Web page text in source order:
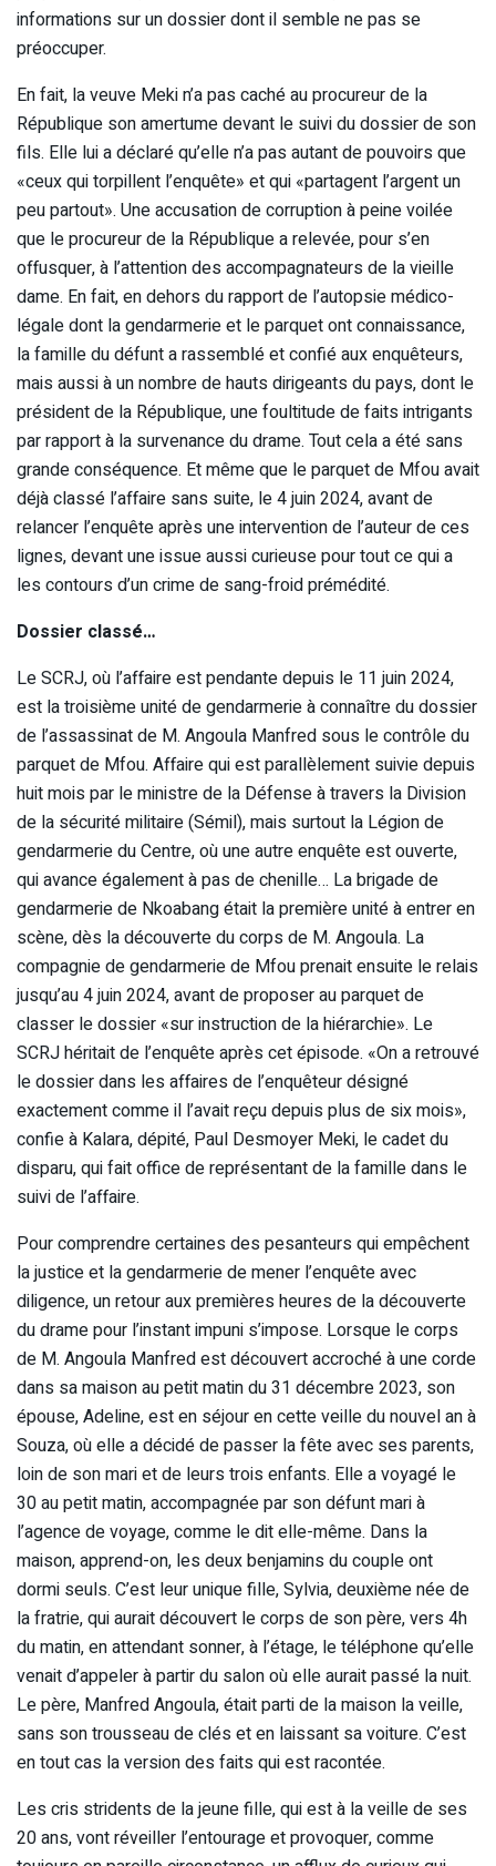
informations sur un dossier dont il semble ne pas se
préoccuper.
En fait, la veuve Meki n’a pas caché au procureur de la
République son amertume devant le suivi du dossier de son
fils. Elle lui a déclaré qu’elle n’a pas autant de pouvoirs que
«ceux qui torpillent l’enquête» et qui «partagent l’argent un
peu partout». Une accusation de corruption à peine voilée
que le procureur de la République a relevée, pour s’en
offusquer, à l’attention des accompagnateurs de la vieille
dame. En fait, en dehors du rapport de l’autopsie médico-
légale dont la gendarmerie et le parquet ont connaissance,
la famille du défunt a rassemblé et confié aux enquêteurs,
mais aussi à un nombre de hauts dirigeants du pays, dont le
président de la République, une foultitude de faits intrigants
par rapport à la survenance du drame. Tout cela a été sans
grande conséquence. Et même que le parquet de Mfou avait
déjà classé l’affaire sans suite, le 4 juin 2024, avant de
relancer l’enquête après une intervention de l’auteur de ces
lignes, devant une issue aussi curieuse pour tout ce qui a
les contours d’un crime de sang-froid prémédité.
Dossier classé…
Le SCRJ, où l’affaire est pendante depuis le 11 juin 2024,
est la troisième unité de gendarmerie à connaître du dossier
de l’assassinat de M. Angoula Manfred sous le contrôle du
parquet de Mfou. Affaire qui est parallèlement suivie depuis
huit mois par le ministre de la Défense à travers la Division
de la sécurité militaire (Sémil), mais surtout la Légion de
gendarmerie du Centre, où une autre enquête est ouverte,
qui avance également à pas de chenille… La brigade de
gendarmerie de Nkoabang était la première unité à entrer en
scène, dès la découverte du corps de M. Angoula. La
compagnie de gendarmerie de Mfou prenait ensuite le relais
jusqu’au 4 juin 2024, avant de proposer au parquet de
classer le dossier «sur instruction de la hiérarchie». Le
SCRJ héritait de l’enquête après cet épisode. «On a retrouvé
le dossier dans les affaires de l’enquêteur désigné
exactement comme il l’avait reçu depuis plus de six mois»,
confie à Kalara, dépité, Paul Desmoyer Meki, le cadet du
disparu, qui fait office de représentant de la famille dans le
suivi de l’affaire.
Pour comprendre certaines des pesanteurs qui empêchent
la justice et la gendarmerie de mener l’enquête avec
diligence, un retour aux premières heures de la découverte
du drame pour l’instant impuni s’impose. Lorsque le corps
de M. Angoula Manfred est découvert accroché à une corde
dans sa maison au petit matin du 31 décembre 2023, son
épouse, Adeline, est en séjour en cette veille du nouvel an à
Souza, où elle a décidé de passer la fête avec ses parents,
loin de son mari et de leurs trois enfants. Elle a voyagé le
30 au petit matin, accompagnée par son défunt mari à
l’agence de voyage, comme le dit elle-même. Dans la
maison, apprend-on, les deux benjamins du couple ont
dormi seuls. C’est leur unique fille, Sylvia, deuxième née de
la fratrie, qui aurait découvert le corps de son père, vers 4h
du matin, en attendant sonner, à l’étage, le téléphone qu’elle
venait d’appeler à partir du salon où elle aurait passé la nuit.
Le père, Manfred Angoula, était parti de la maison la veille,
sans son trousseau de clés et en laissant sa voiture. C’est
en tout cas la version des faits qui est racontée.
Les cris stridents de la jeune fille, qui est à la veille de ses
20 ans, vont réveiller l’entourage et provoquer, comme